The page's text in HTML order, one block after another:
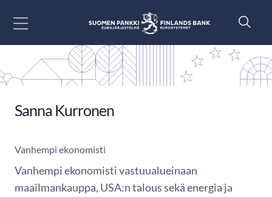
Sanna Kurronen
Vanhempi ekonomisti
Vanhempi ekonomisti vastuualueinaan
maailmankauppa, USA:n talous sekä energia ja